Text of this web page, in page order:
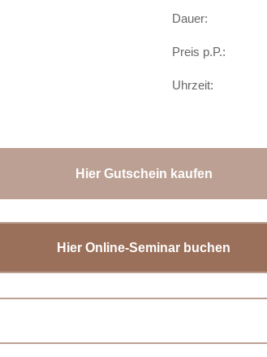
Dauer:
Preis p.P.:
Uhrzeit:
Hier Gutschein kaufen
Hier Online-Seminar buchen